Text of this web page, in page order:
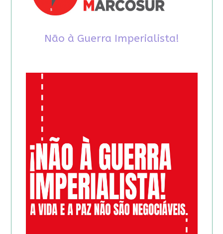
Não à Guerra Imperialista!